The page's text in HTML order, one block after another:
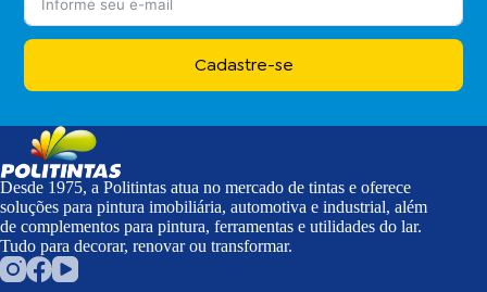
Cadastre-se
Desde 1975, a Politintas atua no mercado de tintas e oferece
soluções para pintura imobiliária, automotiva e industrial, além
de complementos para pintura, ferramentas e utilidades do lar.
Tudo para decorar, renovar ou transformar.